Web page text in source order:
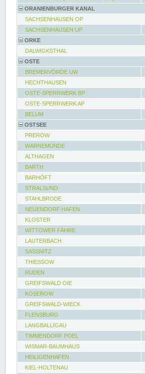
ORANIENBURGER KANAL
SACHSENHAUSEN OP
SACHSENHAUSEN UP
ORKE
DALWIGKSTHAL
OSTE
BREMERVÖRDE UW
HECHTHAUSEN
OSTE-SPERRWERK BP
OSTE-SPERRWERK AP
BELUM
OSTSEE
PREROW
WARNEMÜNDE
ALTHAGEN
BARTH
BARHÖFT
STRALSUND
STAHLBRODE
NEUENDORF HAFEN
KLOSTER
WITTOWER FÄHRE
LAUTERBACH
SASSNITZ
THIESSOW
RUDEN
GREIFSWALD OIE
KOSEROW
GREIFSWALD-WIECK
FLENSBURG
LANGBALLIGAU
TIMMENDORF POEL
WISMAR-BAUMHAUS
HEILIGENHAFEN
KIEL-HOLTENAU